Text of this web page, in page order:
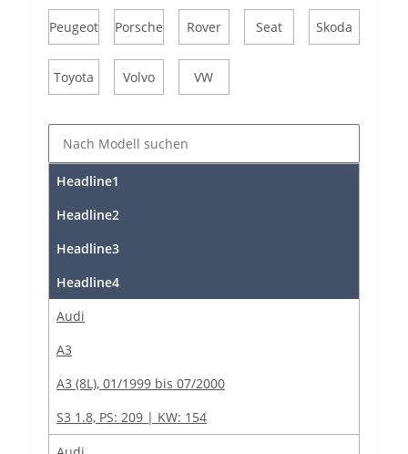
Peugeot Porsche Rover Seat Skoda
Toyota Volvo VW
Headline1
Headline2
Headline3
Headline4
Audi
A3
A3 (8L), 01/1999 bis 07/2000
S3 1.8, PS: 209 | KW: 154